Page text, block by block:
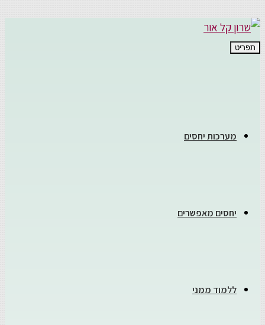
תפריט
מערכות יחסים
יחסים מאפשרים
ללמוד ממני